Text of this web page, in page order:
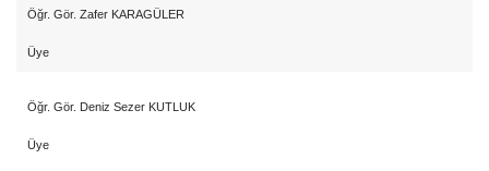
Öğr. Gör. Zafer KARAGÜLER
Üye
Öğr. Gör. Deniz Sezer KUTLUK
Üye